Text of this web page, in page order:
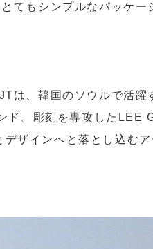
てもシンプルなパッケー
は、韓国のソウルで活躍
ド。彫刻を専攻したLEE
ザインへと落とし込むア